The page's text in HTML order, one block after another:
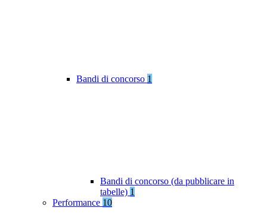
Bandi di concorso 1
Bandi di concorso (da pubblicare in
tabelle) 1
Performance 10